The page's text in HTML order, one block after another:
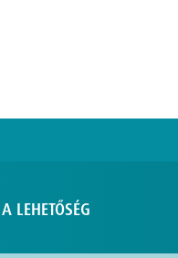
LEHETŐSÉG